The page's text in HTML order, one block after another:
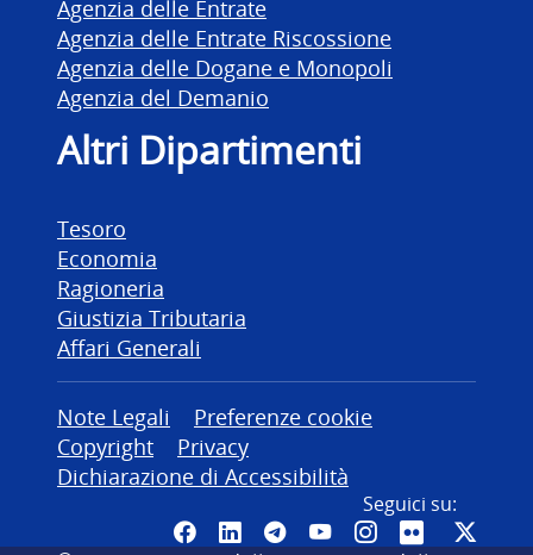
Agenzia delle Entrate
Agenzia delle Entrate Riscossione
Agenzia delle Dogane e Monopoli
Agenzia del Demanio
Altri Dipartimenti
Tesoro
Economia
Ragioneria
Giustizia Tributaria
Affari Generali
Altre informazioni
Note Legali
Preferenze cookie
Copyright
Privacy
Dichiarazione di Accessibilità
Seguici su:
Pagina Facebook del MEF -
Canale LinkedIn del MEF
Canale Telegram del
Canale YouTube del
CanaleCanale